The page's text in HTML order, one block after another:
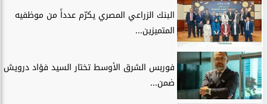
البنك الزراعي المصري يكرّم عدداً من موظفيه
المتميزين...
فوربس الشرق الأوسط تختار السيد فؤاد درويش
ضمن...